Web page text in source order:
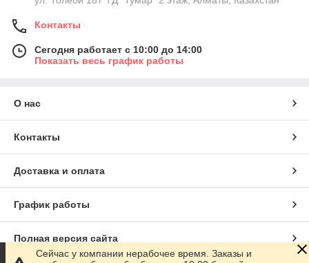
Контакты
Сегодня работает с 10:00 до 14:00
Показать весь график работы
О нас
Контакты
Доставка и оплата
График работы
Полная версия сайта
Сейчас у компании нерабочее время. Заказы и